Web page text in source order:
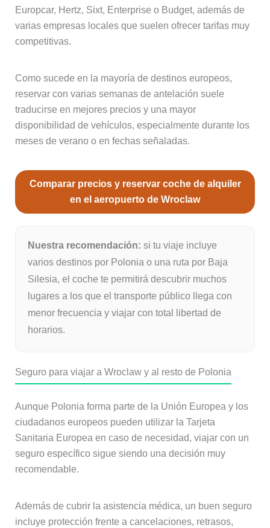
Europcar, Hertz, Sixt, Enterprise o Budget, además de
varias empresas locales que suelen ofrecer tarifas muy
competitivas.
Como sucede en la mayoría de destinos europeos,
reservar con varias semanas de antelación suele
traducirse en mejores precios y una mayor
disponibilidad de vehículos, especialmente durante los
meses de verano o en fechas señaladas.
Comparar precios y reservar coche de alquiler
en el aeropuerto de Wroclaw
Nuestra recomendación: si tu viaje incluye
varios destinos por Polonia o una ruta por Baja
Silesia, el coche te permitirá descubrir muchos
lugares a los que el transporte público llega con
menor frecuencia y viajar con total libertad de
horarios.
Seguro para viajar a Wroclaw y al resto de Polonia
Aunque Polonia forma parte de la Unión Europea y los
ciudadanos europeos pueden utilizar la Tarjeta
Sanitaria Europea en caso de necesidad, viajar con un
seguro específico sigue siendo una decisión muy
recomendable.
Además de cubrir la asistencia médica, un buen seguro
incluye protección frente a cancelaciones, retrasos,